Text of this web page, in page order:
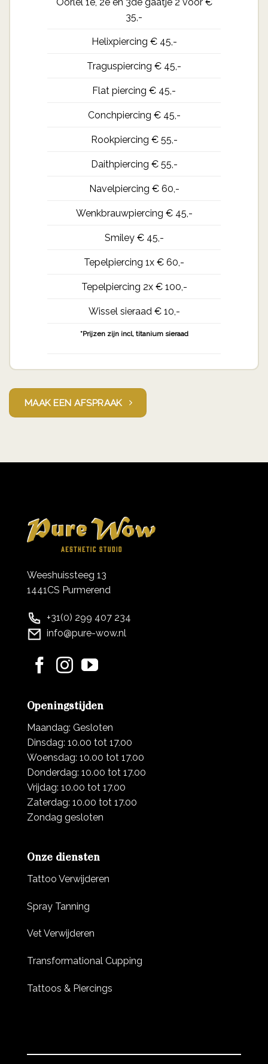
35,-
Helixpiercing € 45,-
Traguspiercing € 45,-
Flat piercing € 45,-
Conchpiercing € 45,-
Rookpiercing € 55,-
Daithpiercing € 55,-
Navelpiercing € 60,-
Wenkbrauwpiercing € 45,-
Smiley € 45,-
Tepelpiercing 1x € 60,-
Tepelpiercing 2x € 100,-
Wissel sieraad € 10,-
*Prijzen zijn incl, titanium sieraad
MAAK EEN AFSPRAAK
Weeshuissteeg 13
1441CS Purmerend
+31(0) 299 407 234
info@pure-wow.nl
Openingstijden
Maandag: Gesloten
Dinsdag: 10.00 tot 17.00
Woensdag: 10.00 tot 17.00
Donderdag: 10.00 tot 17.00
Vrijdag: 10.00 tot 17.00
Zaterdag: 10.00 tot 17.00
Zondag gesloten
Onze diensten
Tattoo Verwijderen
Spray Tanning
Vet Verwijderen
Transformational Cupping
Tattoos & Piercings